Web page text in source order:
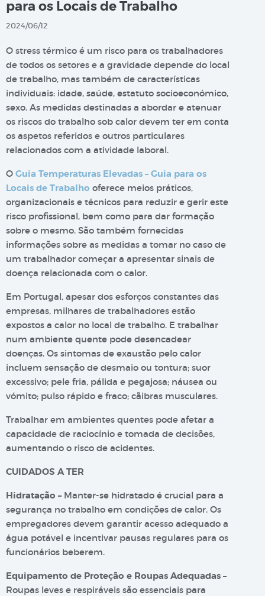
para os Locais de Trabalho
2024/06/12
O stress térmico é um risco para os trabalhadores
de todos os setores e a gravidade depende do local
de trabalho, mas também de características
individuais: idade, saúde, estatuto socioeconómico,
sexo. As medidas destinadas a abordar e atenuar
os riscos do trabalho sob calor devem ter em conta
os aspetos referidos e outros particulares
relacionados com a atividade laboral.
O Guia Temperaturas Elevadas – Guia para os
Locais de Trabalho oferece meios práticos,
organizacionais e técnicos para reduzir e gerir este
risco profissional, bem como para dar formação
sobre o mesmo. São também fornecidas
informações sobre as medidas a tomar no caso de
um trabalhador começar a apresentar sinais de
doença relacionada com o calor.
Em Portugal, apesar dos esforços constantes das
empresas, milhares de trabalhadores estão
expostos a calor no local de trabalho. E trabalhar
num ambiente quente pode desencadear
doenças. Os sintomas de exaustão pelo calor
incluem sensação de desmaio ou tontura; suor
excessivo; pele fria, pálida e pegajosa; náusea ou
vómito; pulso rápido e fraco; cãibras musculares.
Trabalhar em ambientes quentes pode afetar a
capacidade de raciocínio e tomada de decisões,
aumentando o risco de acidentes.
CUIDADOS A TER
Hidratação – Manter-se hidratado é crucial para a
segurança no trabalho em condições de calor. Os
empregadores devem garantir acesso adequado a
água potável e incentivar pausas regulares para os
funcionários beberem.
Equipamento de Proteção e Roupas Adequadas –
Roupas leves e respiráveis são essenciais para